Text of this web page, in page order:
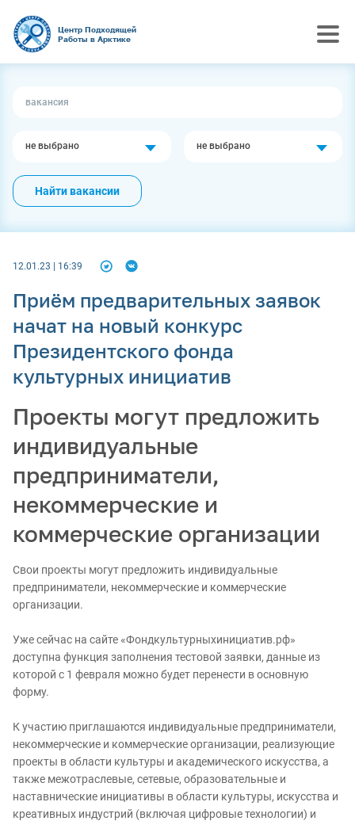
Центр Подходящей
Работы в Арктике
не выбрано не выбрано
Найти вакансии
12.01.23 | 16:39
Приём предварительных заявок
начат на новый конкурс
Президентского фонда
культурных инициатив
Проекты могут предложить
индивидуальные
предприниматели,
некоммерческие и
коммерческие организации
Свои проекты могут предложить индивидуальные
предприниматели, некоммерческие и коммерческие
организации.
Уже сейчас на сайте «Фондкультурныхинициатив.рф»
доступна функция заполнения тестовой заявки, данные из
которой с 1 февраля можно будет перенести в основную
форму.
К участию приглашаются индивидуальные предприниматели,
некоммерческие и коммерческие организации, реализующие
проекты в области культуры и академического искусства, а
также межотраслевые, сетевые, образовательные и
наставнические инициативы в области культуры, искусства и
креативных индустрий (включая цифровые технологии) и